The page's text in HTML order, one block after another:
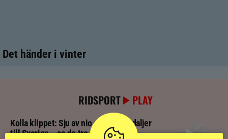
Det händer i vinter
RIDSPORT PLAY
Kolla klippet: Sju av nio stilpassmedaljer
till Sverige – se de tre guldloppen